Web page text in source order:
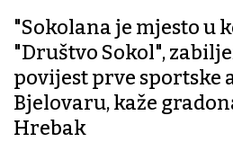
"Sokolana je mjesto u
"Društvo Sokol",
povijest prve sportske
Bjelovaru, kaže
Hrebak